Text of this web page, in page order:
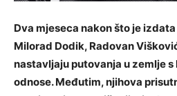
Dva mjeseca nakon što je
Milorad Dodik, Radovan
nastavljaju putovanja u zemlje
odnose. Međutim, njihova